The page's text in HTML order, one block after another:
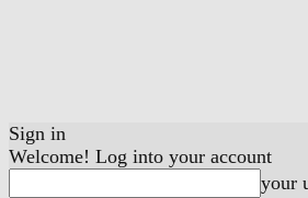
Sign in
Welcome! Log into your account
your